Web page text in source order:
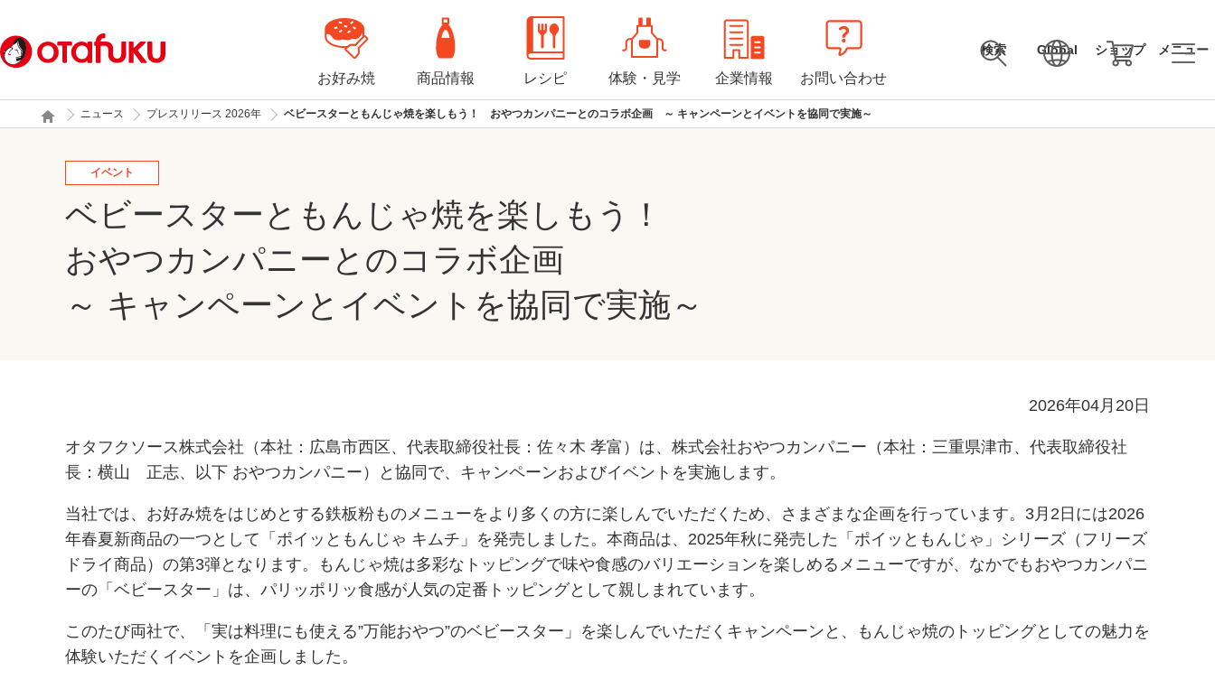
お好み焼 商品情報 レシピ 体験・見学 企業情報 お問い合わせ
検索 Global ショップ メニュー
ニュース プレスリリース 2026年 ベビースターともんじゃ焼を楽しもう！ おやつカンパニーとのコラボ企画 ～ キャンペーンとイベントを協同で実施～
イベント
ベビースターともんじゃ焼を楽しもう！
おやつカンパニーとのコラボ企画
～ キャンペーンとイベントを協同で実施～
2026年04月20日
オタフクソース株式会社（本社：広島市西区、代表取締役社長：佐々木 孝富）は、株式会社おやつカンパニー（本社：三重県津市、代表取締役社
長：横山 正志、以下 おやつカンパニー）と協同で、キャンペーンおよびイベントを実施します。
当社では、お好み焼をはじめとする鉄板粉ものメニューをより多くの方に楽しんでいただくため、さまざまな企画を行っています。3月2日には2026
年春夏新商品の一つとして「ポイッともんじゃ キムチ」を発売しました。本商品は、2025年秋に発売した「ポイッともんじゃ」シリーズ（フリーズ
ドライ商品）の第3弾となります。もんじゃ焼は多彩なトッピングで味や食感のバリエーションを楽しめるメニューですが、なかでもおやつカンパニ
ーの「ベビースター」は、パリッポリッ食感が人気の定番トッピングとして親しまれています。
このたび両社で、「実は料理にも使える”万能おやつ”のベビースター」を楽しんでいただくキャンペーンと、もんじゃ焼のトッピングとしての魅力を
体験いただくイベントを企画しました。